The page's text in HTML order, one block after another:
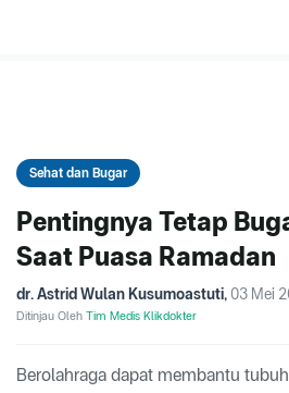
Sehat dan Bugar
Pentingnya Tetap
Saat Puasa Ramadan
dr. Astrid Wulan Kusumoastuti, 03 Mei
Ditinjau Oleh Tim Medis Klikdokter
Berolahraga dapat membantu